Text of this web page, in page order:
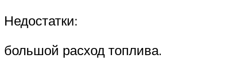
Недостатки:
большой расход топлива.